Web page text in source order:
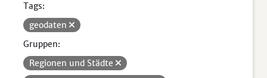
Tags:
geodaten
Gruppen:
Regionen und Städte